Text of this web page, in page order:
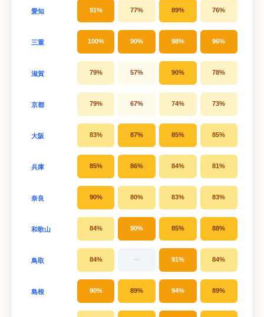
愛知 91% 77% 89% 76%
三重 100% 90% 98% 96%
滋賀 79% 57% 90% 78%
京都 79% 67% 74% 73%
大阪 83% 87% 85% 85%
兵庫 85% 86% 84% 81%
奈良 90% 80% 83% 83%
和歌山 84% 90% 85% 88%
鳥取 84% — 91% 84%
島根 90% 89% 94% 89%